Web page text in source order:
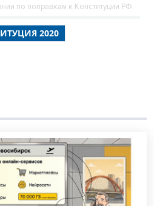
по поправкам к Конституции РФ.
2020